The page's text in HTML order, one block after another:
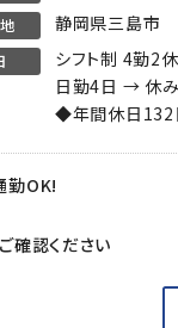
静岡県三島市
シフト制 4勤2
日勤4日 → 休
◆年間休日132
勤OK!
確認ください